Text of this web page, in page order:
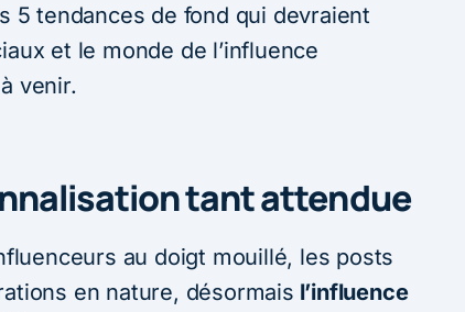
5 tendances de fond qui devraient
et le monde de l’influence
venir.
tant attendue
au doigt mouillé, les posts
en nature, désormais l’influence